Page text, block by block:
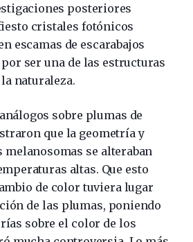
posteriores
cristales fotónicos
escamas de escarabajos
ser una de las estructuras
naturaleza.
sobre plumas de
que la geometría y
se alteraban
altas. Que esto
de color tuviera lugar
de las plumas, poniendo
sobre el color de los